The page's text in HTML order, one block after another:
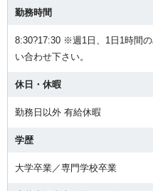
勤務時間
8:30?17:30 ※週1日、1日1時間
い合わせ下さい。
休日・休暇
勤務日以外 有給休暇
学歴
大学卒業／専門学校卒業